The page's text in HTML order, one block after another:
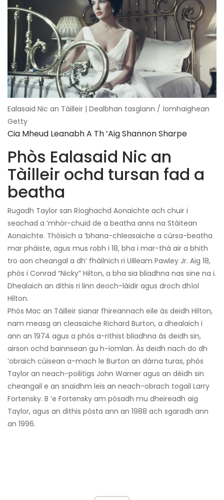
Ealasaid Nic an Tàilleir | Dealbhan tasglann / ìomhaighean
Getty
Cia Mheud Leanabh A Th ’aig Shannon Sharpe
Phòs Ealasaid Nic an
Tàilleir ochd tursan fad a
beatha
Rugadh Taylor san Rìoghachd Aonaichte ach chuir i
seachad a ’mhòr-chuid de a beatha anns na Stàitean
Aonaichte. Thòisich a ’bhana-chleasaiche a cùrsa-beatha
mar phàiste, agus mus robh i 18, bha i mar-thà air a bhith
tro aon cheangal a dh’ fhàilnich ri Uilleam Pawley Jr. Aig 18,
phòs i Conrad “Nicky” Hilton, a bha sia bliadhna nas sine na i.
Dhealaich an dithis ri linn deoch-làidir agus droch dhìol
Hilton.
Phòs Mac an Tàilleir sianar fhireannach eile às deidh Hilton,
nam measg an cleasaiche Richard Burton, a dhealaich i
ann an 1974 agus a phòs a-rithist bliadhna às deidh sin,
airson ochd bainnsean gu h-iomlan. Às deidh nach do dh
’obraich cùisean a-mach le Burton an dàrna turas, phòs
Taylor an neach-poilitigs John Warner agus an dèidh sin
cheangail e an snaidhm leis an neach-obrach togail Larry
Fortensky. B ’e Fortensky am pòsadh mu dheireadh aig
Taylor, agus an dithis pòsta ann an 1988 ach sgaradh ann
an 1996.